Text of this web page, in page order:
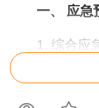
一、 应急
1. 综合应
综合应急
针、政策，应